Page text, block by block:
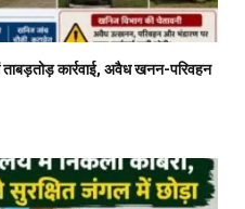
कार्रवाई, अवैध खनन-परिवहन